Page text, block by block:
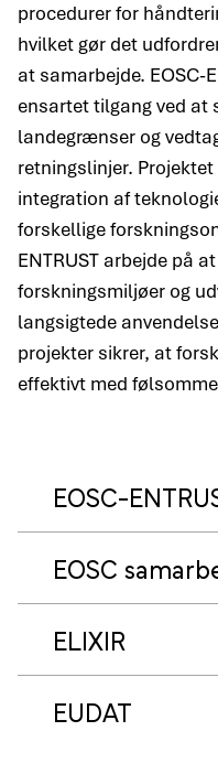
procedurer for
hvilket gør det
at samarbejde. EOSC-
ensartet tilgang ved
landegrænser og
retningslinjer.
integration af
forskellige
ENTRUST arbejde på
forskningsmiljøer og
langsigtede
projekter sikrer, at
effektivt med
EOSC-
EOSC
ELIXIR
EUDAT